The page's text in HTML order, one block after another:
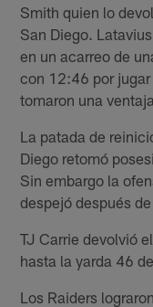
Smith quien lo
San Diego.
en un acarreo de
con 12:46 por
tomaron una
La patada de
Diego retomó
Sin embargo la
despejó después
TJ Carrie devolvió
hasta la yarda 46
Los Raiders